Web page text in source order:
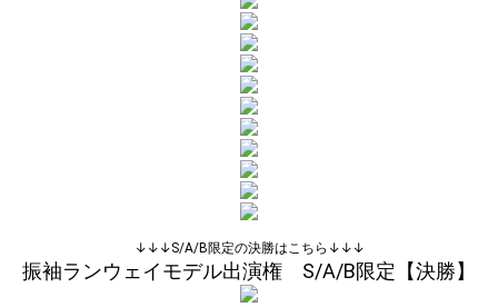
Throw gifts to the stage and join
(once a day)! You can also charge
you must use Show Gold.
You can post comments. Please
refrain from posting comments
that may offend performers or
other users.
↓↓↓S/A/B限定の決勝はこちら↓↓↓
振袖ランウェイモデル出演権 S/A/B限定【決勝】